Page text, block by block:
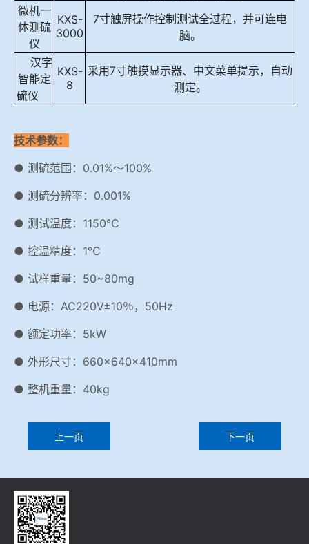
微机一
体测硫
仪
KXS-
3000
7寸触屏操作控制测试全过程，并可连电
脑。
汉字
智能定
硫仪
KXS-
8
采用7寸触摸显示器、中文菜单提示，自动
测定。
技术参数：
● 测硫范围：0.01%～100%
● 测硫分辨率：0.001%
● 测试温度：1150℃
● 控温精度：1℃
● 试样重量：50~80mg
● 电源：AC220V±10％，50Hz
● 额定功率：5kW
● 外形尺寸：660×640×410mm
● 整机重量：40kg
上一页 下一页